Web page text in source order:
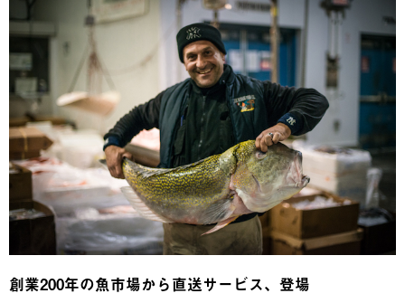
創業200年の魚市場から直送サービス、登場